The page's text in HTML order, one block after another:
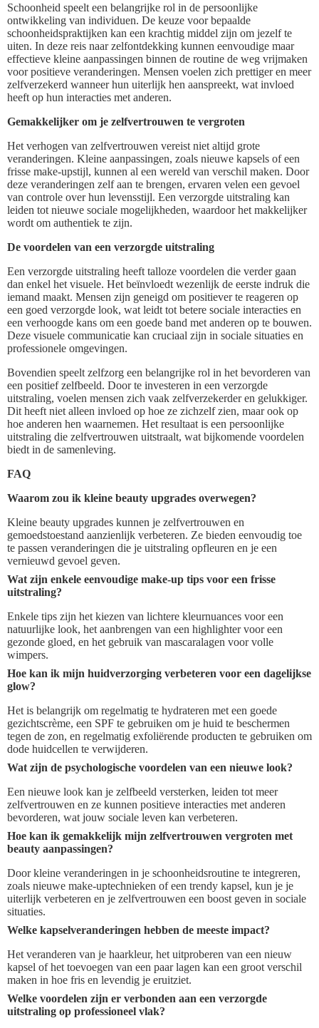
Schoonheid speelt een belangrijke rol in de persoonlijke
ontwikkeling van individuen. De keuze voor bepaalde
schoonheidspraktijken kan een krachtig middel zijn om jezelf te
uiten. In deze reis naar zelfontdekking kunnen eenvoudige maar
effectieve kleine aanpassingen binnen de routine de weg vrijmaken
voor positieve veranderingen. Mensen voelen zich prettiger en meer
zelfverzekerd wanneer hun uiterlijk hen aanspreekt, wat invloed
heeft op hun interacties met anderen.
Gemakkelijker om je zelfvertrouwen te vergroten
Het verhogen van zelfvertrouwen vereist niet altijd grote
veranderingen. Kleine aanpassingen, zoals nieuwe kapsels of een
frisse make-upstijl, kunnen al een wereld van verschil maken. Door
deze veranderingen zelf aan te brengen, ervaren velen een gevoel
van controle over hun levensstijl. Een verzorgde uitstraling kan
leiden tot nieuwe sociale mogelijkheden, waardoor het makkelijker
wordt om authentiek te zijn.
De voordelen van een verzorgde uitstraling
Een verzorgde uitstraling heeft talloze voordelen die verder gaan
dan enkel het visuele. Het beïnvloedt wezenlijk de eerste indruk die
iemand maakt. Mensen zijn geneigd om positiever te reageren op
een goed verzorgde look, wat leidt tot betere sociale interacties en
een verhoogde kans om een goede band met anderen op te bouwen.
Deze visuele communicatie kan cruciaal zijn in sociale situaties en
professionele omgevingen.
Bovendien speelt zelfzorg een belangrijke rol in het bevorderen van
een positief zelfbeeld. Door te investeren in een verzorgde
uitstraling, voelen mensen zich vaak zelfverzekerder en gelukkiger.
Dit heeft niet alleen invloed op hoe ze zichzelf zien, maar ook op
hoe anderen hen waarnemen. Het resultaat is een persoonlijke
uitstraling die zelfvertrouwen uitstraalt, wat bijkomende voordelen
biedt in de samenleving.
FAQ
Waarom zou ik kleine beauty upgrades overwegen?
Kleine beauty upgrades kunnen je zelfvertrouwen en
gemoedstoestand aanzienlijk verbeteren. Ze bieden eenvoudig toe
te passen veranderingen die je uitstraling opfleuren en je een
vernieuwd gevoel geven.
Wat zijn enkele eenvoudige make-up tips voor een frisse
uitstraling?
Enkele tips zijn het kiezen van lichtere kleurnuances voor een
natuurlijke look, het aanbrengen van een highlighter voor een
gezonde gloed, en het gebruik van mascaralagen voor volle
wimpers.
Hoe kan ik mijn huidverzorging verbeteren voor een dagelijkse
glow?
Het is belangrijk om regelmatig te hydrateren met een goede
gezichtscrème, een SPF te gebruiken om je huid te beschermen
tegen de zon, en regelmatig exfoliërende producten te gebruiken om
dode huidcellen te verwijderen.
Wat zijn de psychologische voordelen van een nieuwe look?
Een nieuwe look kan je zelfbeeld versterken, leiden tot meer
zelfvertrouwen en ze kunnen positieve interacties met anderen
bevorderen, wat jouw sociale leven kan verbeteren.
Hoe kan ik gemakkelijk mijn zelfvertrouwen vergroten met
beauty aanpassingen?
Door kleine veranderingen in je schoonheidsroutine te integreren,
zoals nieuwe make-uptechnieken of een trendy kapsel, kun je je
uiterlijk verbeteren en je zelfvertrouwen een boost geven in sociale
situaties.
Welke kapselveranderingen hebben de meeste impact?
Het veranderen van je haarkleur, het uitproberen van een nieuw
kapsel of het toevoegen van een paar lagen kan een groot verschil
maken in hoe fris en levendig je eruitziet.
Welke voordelen zijn er verbonden aan een verzorgde
uitstraling op professioneel vlak?